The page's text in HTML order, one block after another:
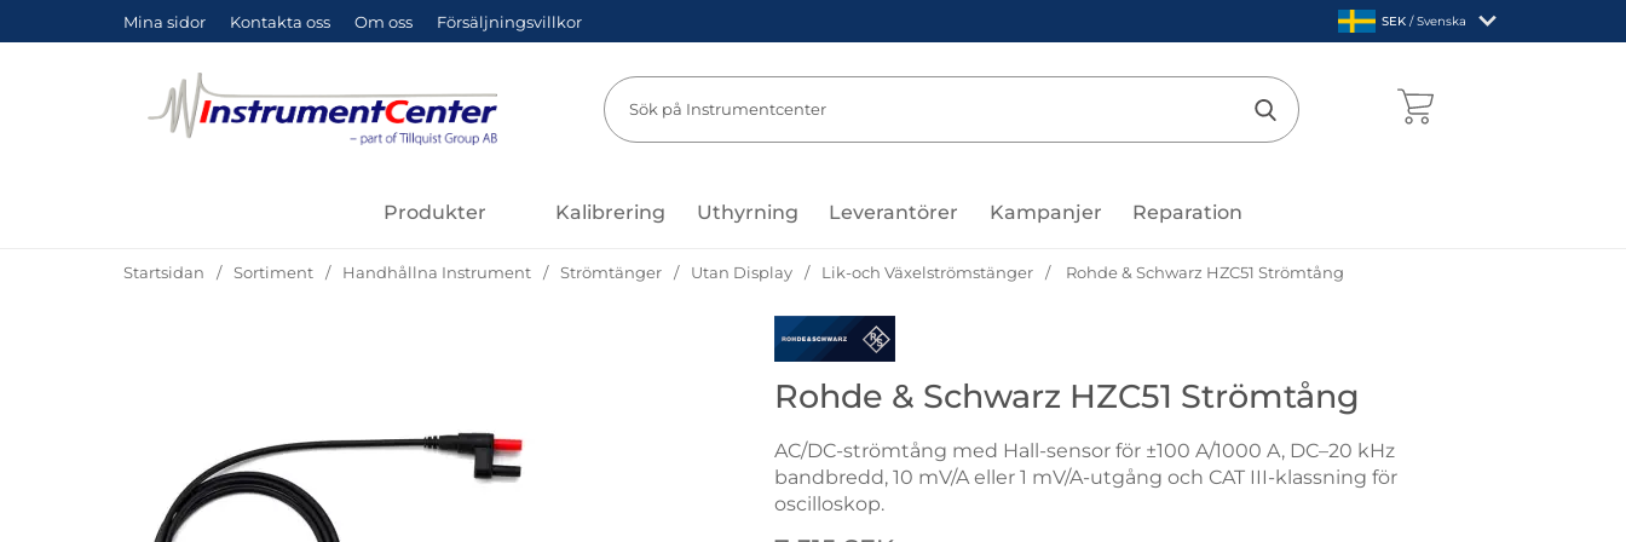
Mina sidor Kontakta oss Om oss Försäljningsvillkor Sverige
,SEK / Svenska
Sök
Genomför sökning
Produkter Kalibrering Uthyrning Leverantörer Kampanjer Reparation
Startsidan Sortiment Handhållna Instrument Strömtänger Utan Display Lik-och Växelströmstänger Rohde & Schwarz HZC51 Strömtång
Gå till varumärkessidan för Rohde & Schwarz
Rohde & Schwarz HZC51 Strömtång
AC/DC-strömtång med Hall-sensor för ±100 A/1000 A, DC–20 kHz
bandbredd, 10 mV/A eller 1 mV/A-utgång och CAT III-klassning för
oscilloskop.